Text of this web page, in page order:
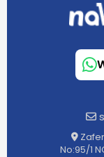
Zafer
No:95/1